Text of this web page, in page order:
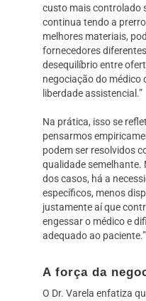
custo mais controlado
continua tendo a
melhores materiais,
fornecedores
desequilíbrio entre
negociação do médico
liberdade assistencial.”
Na prática, isso se
pensarmos
podem ser resolvidos
qualidade semelhante.
dos casos, há a
específicos, menos
justamente aí que
engessar o médico e
adequado ao paciente.”
A força da
O Dr. Varela enfatiza